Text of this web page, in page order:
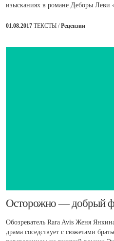
изысканиях в романе Деборы Леви
01.08.2017 ТЕКСТЫ /Рецензии
​Осторожно — добрый
Обозреватель Rara Avis Женя
драма соседствует с сюжетами